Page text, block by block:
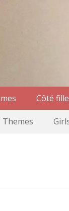
Côté
Themes